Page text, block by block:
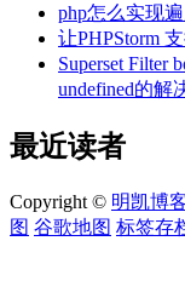
php怎么实现
让PHPStorm
Superset Filter
undefined的解
最近读者
Copyright © 明凯博
图 谷歌地图 标签存